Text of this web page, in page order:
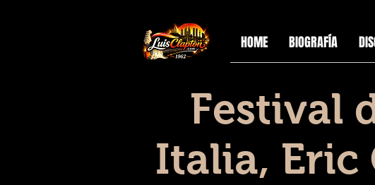
HOME BIOGRAFÍA
Festival
Italia, Eric